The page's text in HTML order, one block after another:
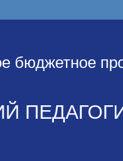
бюджетное